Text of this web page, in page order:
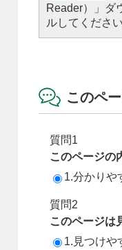
Reader）」ダ
ルしてください
このペ
質問1
このページの
1.分かりや
質問2
このページは
1.見つけや